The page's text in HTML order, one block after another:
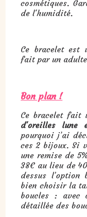
cosmétiques.
de l'humidité.
Ce bracelet est
fait par un
Bon plan !
Ce bracelet fait
d'oreilles lune
pourquoi j’ai
ces 2 bijoux. Si
une remise de
38€ au lieu de
dessus
bien choisir la
boucles :
détaillée des